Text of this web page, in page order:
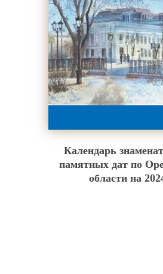
Календарь
памятных дат по
области на